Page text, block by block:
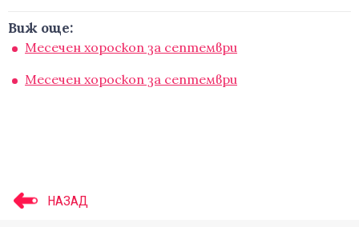
Виж още:
Месечен хороскоп за септември
Месечен хороскоп за септември
НАЗАД